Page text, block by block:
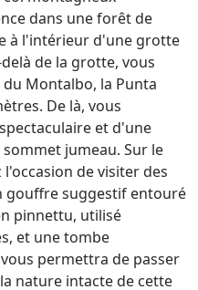
dans une forêt de
à l'intérieur d'une grotte
de la grotte, vous
Montalbo, la Punta
De là, vous
et d'une
jumeau. Sur le
de visiter des
gouffre suggestif entouré
pinnettu, utilisé
et une tombe
permettra de passer
nature intacte de cette